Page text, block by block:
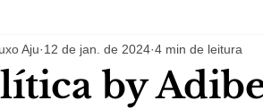
by
Aju 12 de jan. de 2024 4 min de leitura